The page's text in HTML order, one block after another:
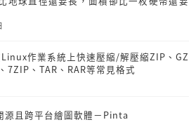
作業系統上快速壓縮/解壓縮ZIP、GZ
7ZIP、TAR、RAR等常見格式
源且跨平台繪圖軟體－Pinta